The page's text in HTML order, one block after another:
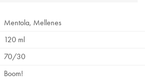
Mentola, Mellenes
120 ml
70/30
Boom!